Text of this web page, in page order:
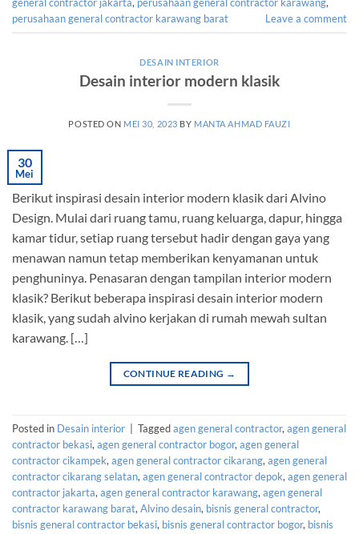
perusahaan general contractor karawang barat
Leave a comment
DESAIN INTERIOR
Desain interior modern klasik
POSTED ON MEI 30, 2023 BY MANTA AHMAD FAUZI
30
Mei
Berikut inspirasi desain interior modern klasik dari Alvino
Design. Mulai dari ruang tamu, ruang keluarga, dapur, hingga
kamar tidur, setiap ruang tersebut hadir dengan gaya yang
menawan namun tetap memberikan kenyamanan untuk
penghuninya. Penasaran dengan tampilan interior modern
klasik? Berikut beberapa inspirasi desain interior modern
klasik, yang sudah alvino kerjakan di rumah mewah sultan
karawang. […]
CONTINUE READING →
Posted in Desain interior Taggedagen general contractor,agen general
contractor bekasi,agen general contractor bogor,agen general
contractor cikampek,agen general contractor cikarang,agen general
contractor cikarang selatan,agen general contractor depok,agen general
contractor jakarta,agen general contractor karawang,agen general
contractor karawang barat,Alvino desain, bisnis general contractor,
bisnis general contractor bekasi, bisnis general contractor bogor, bisnis